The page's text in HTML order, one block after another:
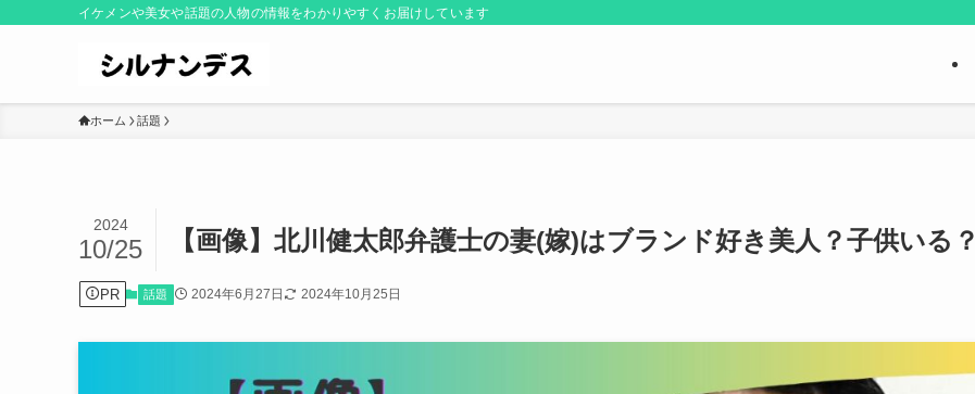
イケメンや美女や話題の人物の情報をわかりやすくお届けしています
ホーム 話題
【画像】北川健太郎弁護士の妻(嫁)はブランド好き美人？子供いる？
2024
10/25
PR 話題 2024年6月27日 2024年10月25日